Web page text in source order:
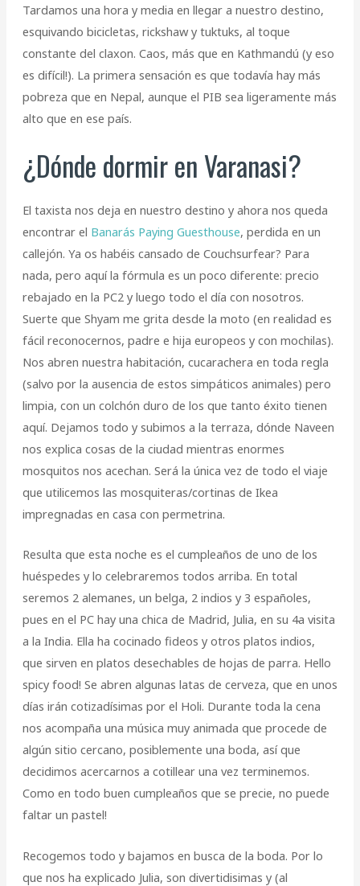
Tardamos una hora y media en llegar a nuestro destino,
esquivando bicicletas, rickshaw y tuktuks, al toque
constante del claxon. Caos, más que en Kathmandú (y eso
es difícil!). La primera sensación es que todavía hay más
pobreza que en Nepal, aunque el PIB sea ligeramente más
alto que en ese país.
¿Dónde dormir en Varanasi?
El taxista nos deja en nuestro destino y ahora nos queda
encontrar el Banarás Paying Guesthouse, perdida en un
callejón. Ya os habéis cansado de Couchsurfear? Para
nada, pero aquí la fórmula es un poco diferente: precio
rebajado en la PC2 y luego todo el día con nosotros.
Suerte que Shyam me grita desde la moto (en realidad es
fácil reconocernos, padre e hija europeos y con mochilas).
Nos abren nuestra habitación, cucarachera en toda regla
(salvo por la ausencia de estos simpáticos animales) pero
limpia, con un colchón duro de los que tanto éxito tienen
aquí. Dejamos todo y subimos a la terraza, dónde Naveen
nos explica cosas de la ciudad mientras enormes
mosquitos nos acechan. Será la única vez de todo el viaje
que utilicemos las mosquiteras/cortinas de Ikea
impregnadas en casa con permetrina.
Resulta que esta noche es el cumpleaños de uno de los
huéspedes y lo celebraremos todos arriba. En total
seremos 2 alemanes, un belga, 2 indios y 3 españoles,
pues en el PC hay una chica de Madrid, Julia, en su 4a visita
a la India. Ella ha cocinado fideos y otros platos indios,
que sirven en platos desechables de hojas de parra. Hello
spicy food! Se abren algunas latas de cerveza, que en unos
días irán cotizadísimas por el Holi. Durante toda la cena
nos acompaña una música muy animada que procede de
algún sitio cercano, posiblemente una boda, así que
decidimos acercarnos a cotillear una vez terminemos.
Como en todo buen cumpleaños que se precie, no puede
faltar un pastel!
Recogemos todo y bajamos en busca de la boda. Por lo
que nos ha explicado Julia, son divertidisimas y (al